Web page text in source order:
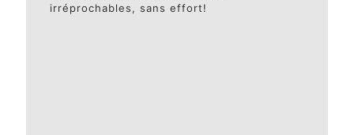
irréprochables, sans effort!